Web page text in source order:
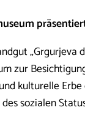
„Grgurjeva
zur
kulturelle
sozialen